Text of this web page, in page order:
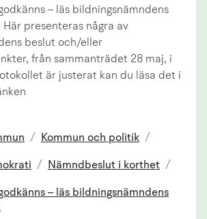
– läs bildningsnämndens
presenteras några av
beslut och/eller
från sammanträdet 28 maj, i
är justerat kan du läsa det i
/ Kommun och politik /
/ Nämndbeslut i korthet /
– läs bildningsnämndens